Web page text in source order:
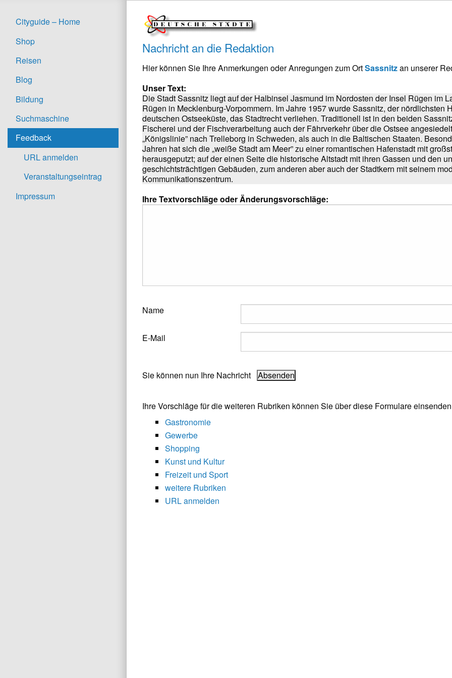
Cityguide – Home
Shop
Reisen
Blog
Bildung
Suchmaschine
Feedback
URL anmelden
Veranstaltungseintrag
Impressum
Nachricht an die Redaktion
Hier können Sie Ihre Anmerkungen oder Anregungen zum OrtSassnitzan unserer
Unser Text:
Die Stadt Sassnitz liegt auf der Halbinsel Jasmund im Nordosten der Insel Rügen im
Rügen in Mecklenburg-Vorpommern. Im Jahre 1957 wurde Sassnitz, der nördlichsten
deutschen Ostseeküste, das Stadtrecht verliehen. Traditionell ist in den beiden
Fischerei und der Fischverarbeitung auch der Fährverkehr über die Ostsee
„Königslinie” nach Trelleborg in Schweden, als auch in die Baltischen Staaten.
Jahren hat sich die „weiße Stadt am Meer” zu einer romantischen Hafenstadt mit
herausgeputzt; auf der einen Seite die historische Altstadt mit ihren Gassen und den
geschichtsträchtigen Gebäuden, zum anderen aber auch der Stadtkern mit seinem
Kommunikationszentrum.
Ihre Textvorschläge oder Änderungsvorschläge:
Name
E-Mail
Sie können nun Ihre Nachricht
Ihre Vorschläge für die weiteren Rubriken können Sie über diese Formulare
Gastronomie
Gewerbe
Shopping
Kunst und Kultur
Freizeit und Sport
weitere Rubriken
URL anmelden